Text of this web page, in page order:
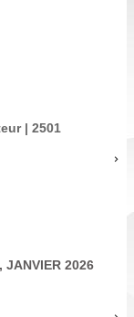
| 2501
JANVIER 2026